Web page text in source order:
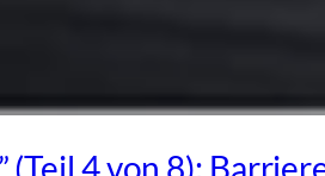
(Teil 4 von 8):